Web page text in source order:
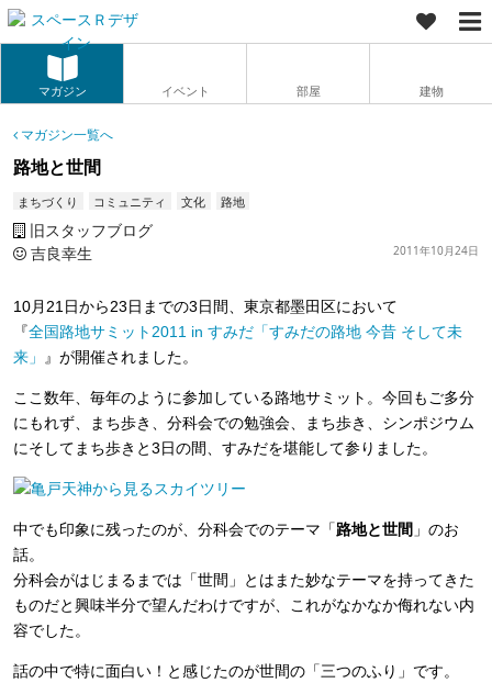
マガジン イベント 部屋 建物
マガジン一覧へ
路地と世間
まちづくり コミュニティ 文化 路地
旧スタッフブログ
吉良幸生
2011年10月24日
10月21日から23日までの3日間、東京都墨田区において
『全国路地サミット2011 in すみだ「すみだの路地 今昔 そして未
来」
』が開催されました。
ここ数年、毎年のように参加している路地サミット。今回もご多分
にもれず、まち歩き、分科会での勉強会、まち歩き、シンポジウム
にそしてまち歩きと3日の間、すみだを堪能して参りました。
中でも印象に残ったのが、分科会でのテーマ「路地と世間 」のお
話。
分科会がはじまるまでは「世間」とはまた妙なテーマを持ってきた
ものだと興味半分で望んだわけですが、これがなかなか侮れない内
容でした。
話の中で特に面白い！と感じたのが世間の「三つのふり」です。